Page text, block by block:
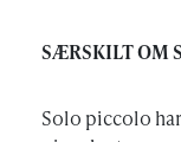
SÆRSKILT OM
Solo piccolo